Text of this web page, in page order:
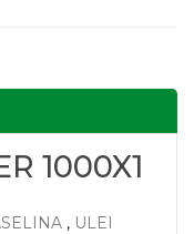
1000X1
, ULEI